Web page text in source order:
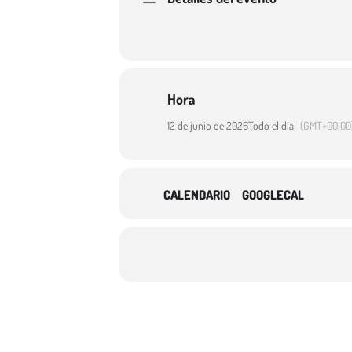
Hora
12 de junio de 2026Todo el día
CALENDARIO GOOGLECAL